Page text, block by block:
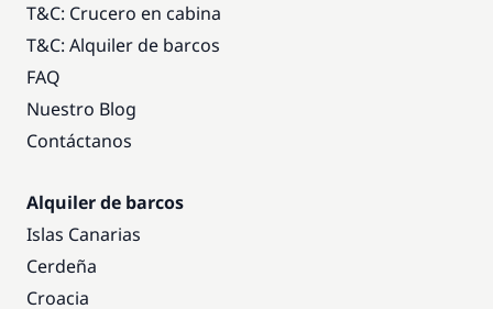
T&C: Crucero en cabina
T&C: Alquiler de barcos
FAQ
Nuestro Blog
Contáctanos
Alquiler de barcos
Islas Canarias
Cerdeña
Croacia